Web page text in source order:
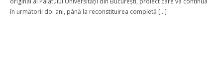
în următorii doi ani, până la reconstituirea completă […]